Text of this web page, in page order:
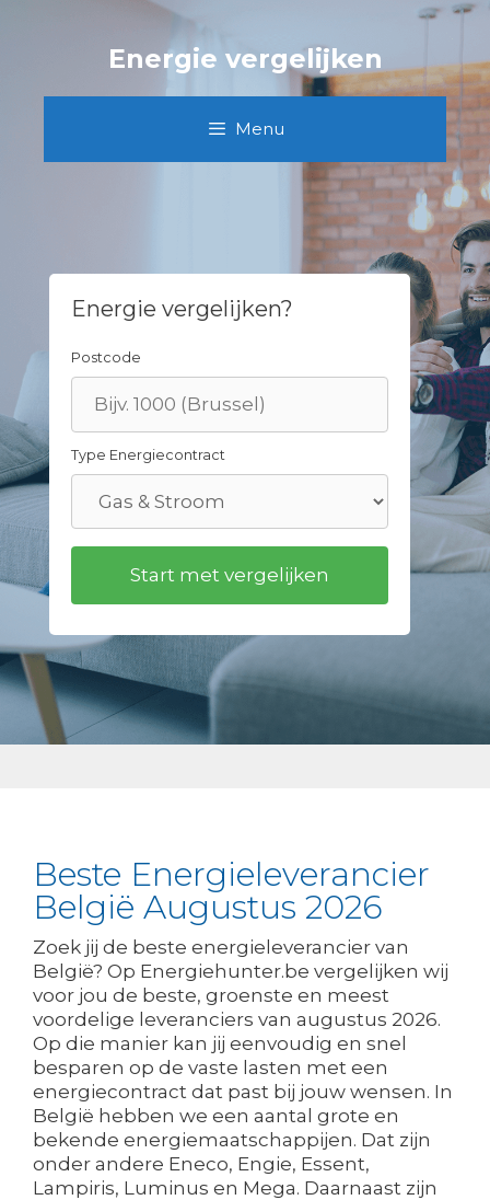
Energie vergelijken
Menu
Energie vergelijken?
Postcode
Type Energiecontract
Beste Energieleverancier
België Augustus 2026
Zoek jij de beste energieleverancier van
België? Op Energiehunter.be vergelijken wij
voor jou de beste, groenste en meest
voordelige leveranciers van augustus 2026.
Op die manier kan jij eenvoudig en snel
besparen op de vaste lasten met een
energiecontract dat past bij jouw wensen. In
België hebben we een aantal grote en
bekende energiemaatschappijen. Dat zijn
onder andere Eneco, Engie, Essent,
Lampiris, Luminus en Mega. Daarnaast zijn